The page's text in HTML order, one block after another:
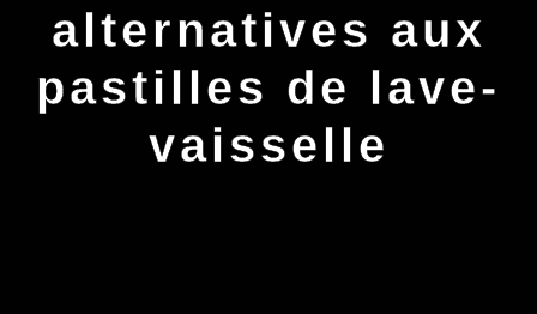
alternatives aux
pastilles de lave-
vaisselle